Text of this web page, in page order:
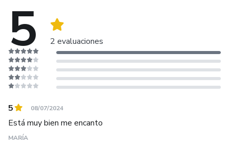
Donde me capacito y me actualizo día con día para poder
generar y ayudar a mas personas a construir un mejor futuro
❤️
5 2 evaluaciones
5 08/07/2024
Está muy bien me encanto
MARÍA